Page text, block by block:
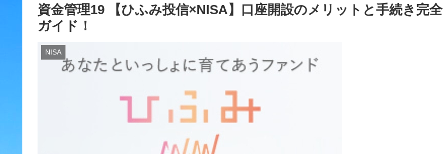
資金管理19 【ひふみ投信×NISA】口座開設のメリットと手続き完全
ガイド！
NISA